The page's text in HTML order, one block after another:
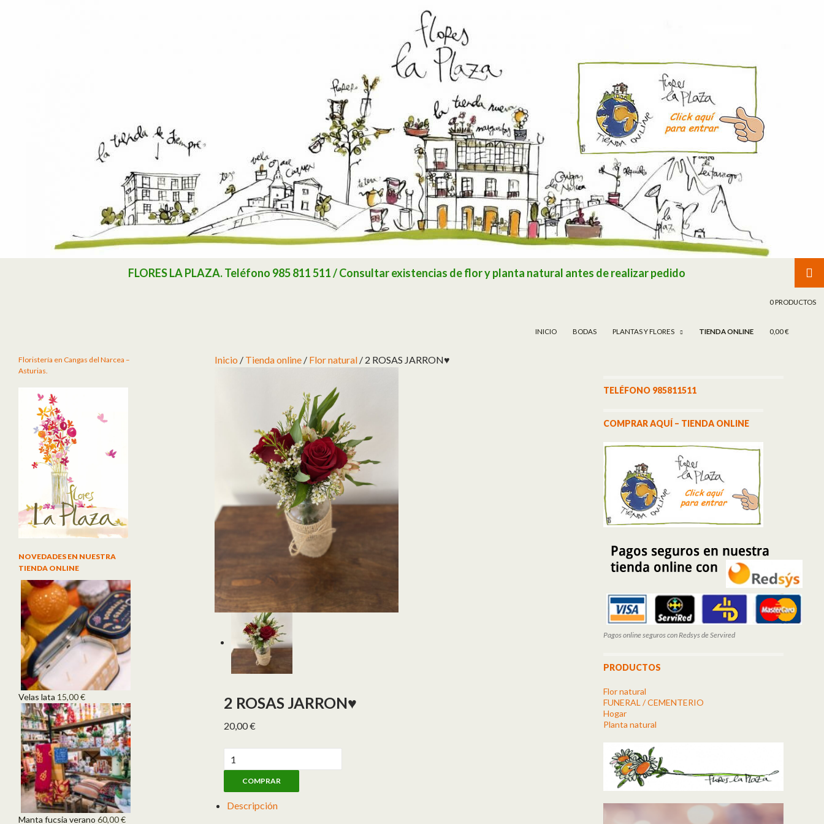
FLORES LA PLAZA. Teléfono 985 811 511 / Consultar existencias de flor y planta natural antes de realizar pedido
INICIO BODAS PLANTAS Y FLORES TIENDA ONLINE
0 PRODUCTOS
0,00 €
Inicio / Tienda online / Flor natural / 2 ROSAS JARRON♥️
2 ROSAS JARRON♥️
20,00€
2 ROSAS JARRON♥️ cantidad
COMPRAR
Descripción
TELÉFONO 985811511
COMPRAR AQUÍ – TIENDA ONLINE
Pagos online seguros con Redsys de Servired
PRODUCTOS
Flor natural
FUNERAL / CEMENTERIO
Hogar
Planta natural
Floristería en Cangas del Narcea –
Asturias.
NOVEDADES EN NUESTRA
TIENDA ONLINE
Velas lata 15,00€
Manta fucsia verano 60,00€